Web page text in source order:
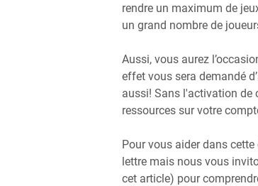
rendre un maximum de
un grand nombre de
Aussi, vous aurez
effet vous sera demandé
aussi! Sans l'activation de
ressources sur votre
Pour vous aider dans
lettre mais nous vous
cet article) pour